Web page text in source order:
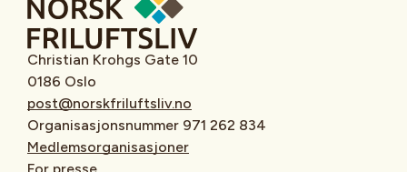
Christian Krohgs Gate 10
0186 Oslo
post@norskfriluftsliv.no
Organisasjonsnummer 971 262 834
Medlemsorganisasjoner